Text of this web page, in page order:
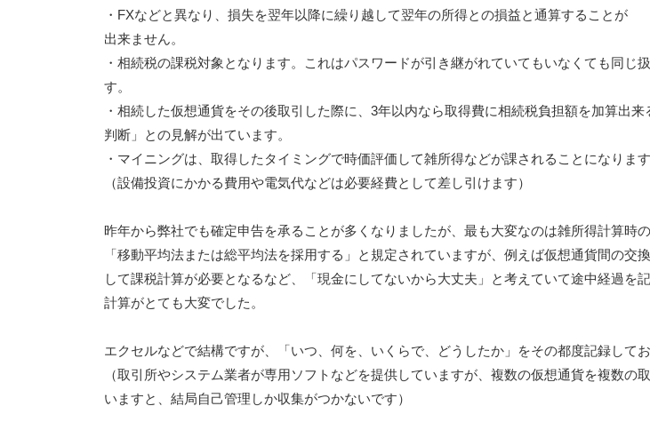
・FXなどと異なり、損失を翌年以降に繰り越して翌年の所得との損益と通算することが
出来ません。
・相続税の課税対象となります。これはパスワードが引き継がれていてもいなくても同じ
す。
・相続した仮想通貨をその後取引した際に、3年以内なら取得費に相続税負担額を加算出
判断」との見解が出ています。
・マイニングは、取得したタイミングで時価評価して雑所得などが課されることになります
（設備投資にかかる費用や電気代などは必要経費として差し引けます）
昨年から弊社でも確定申告を承ることが多くなりましたが、最も大変なのは雑所得計算時
「移動平均法または総平均法を採用する」と規定されていますが、例えば仮想通貨間の交
して課税計算が必要となるなど、「現金にしてないから大丈夫」と考えていて途中経過を
計算がとても大変でした。
エクセルなどで結構ですが、「いつ、何を、いくらで、どうしたか」をその都度記録して
（取引所やシステム業者が専用ソフトなどを提供していますが、複数の仮想通貨を複数の
いますと、結局自己管理しか収集がつかないです）